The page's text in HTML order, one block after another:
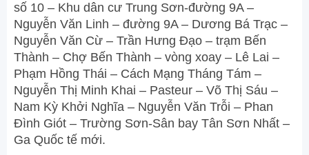
số 10 – Khu dân cư Trung Sơn-đường 9A –
Nguyễn Văn Linh – đường 9A – Dương Bá Trạc –
Nguyễn Văn Cừ – Trần Hưng Đạo – trạm Bến
Thành – Chợ Bến Thành – vòng xoay – Lê Lai –
Phạm Hồng Thái – Cách Mạng Tháng Tám –
Nguyễn Thị Minh Khai – Pasteur – Võ Thị Sáu –
Nam Kỳ Khởi Nghĩa – Nguyễn Văn Trỗi – Phan
Đình Giót – Trường Sơn-Sân bay Tân Sơn Nhất –
Ga Quốc tế mới.